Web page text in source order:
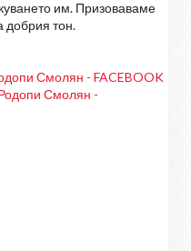
им. Призоваваме
добрия тон.
Смолян - FACEBOOK
Смолян -